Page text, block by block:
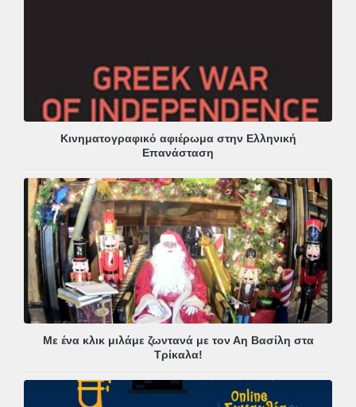
Κινηματογραφικό αφιέρωμα στην Ελληνική
Επανάσταση
Με ένα κλικ μιλάμε ζωντανά με τον Αη Βασίλη στα
Τρίκαλα!